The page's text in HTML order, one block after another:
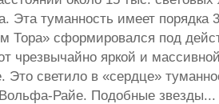
Эта туманность имеет порядка
Тора» сформировался под
чрезвычайно яркой и
Это светило в «сердце»
Вольфа-Райе. Подобные звезды...